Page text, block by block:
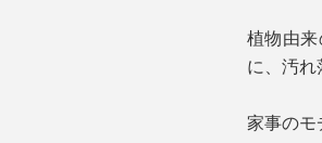
植物由
に、汚れ
家事の